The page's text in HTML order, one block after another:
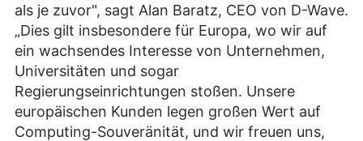
als je zuvor", sagt Alan Baratz, CEO von D-Wave.
„Dies gilt insbesondere für Europa, wo wir auf
ein wachsendes Interesse von Unternehmen,
Universitäten und sogar
Regierungseinrichtungen stoßen. Unsere
europäischen Kunden legen großen Wert auf
Computing-Souveränität, und wir freuen uns,